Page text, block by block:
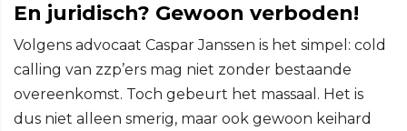
En juridisch? Gewoon verboden!
Volgens advocaat Caspar Janssen is het simpel: cold
calling van zzp’ers mag niet zonder bestaande
overeenkomst. Toch gebeurt het massaal. Het is
dus niet alleen smerig, maar ook gewoon keihard